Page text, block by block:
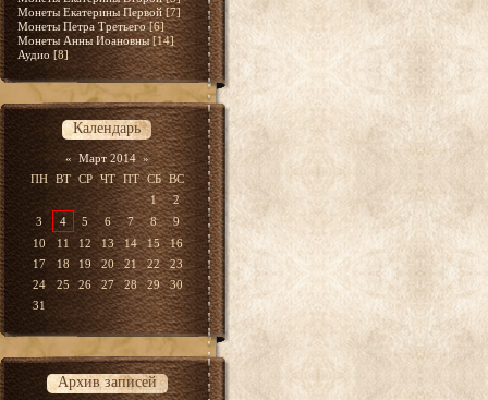
Монеты Екатерины Первой [7]
Монеты Петра Третьего [6]
Монеты Анны Иоановны [14]
Аудио [8]
Календарь
« Март 2014 »
ПН ВТ СР ЧТ ПТ СБ ВС
1
2
3
4 5 6 7 8
9
10
11 12 13 14 15
16
17
18 19 20 21 22
23
24
25 26 27 28 29
30
31
Архив записей